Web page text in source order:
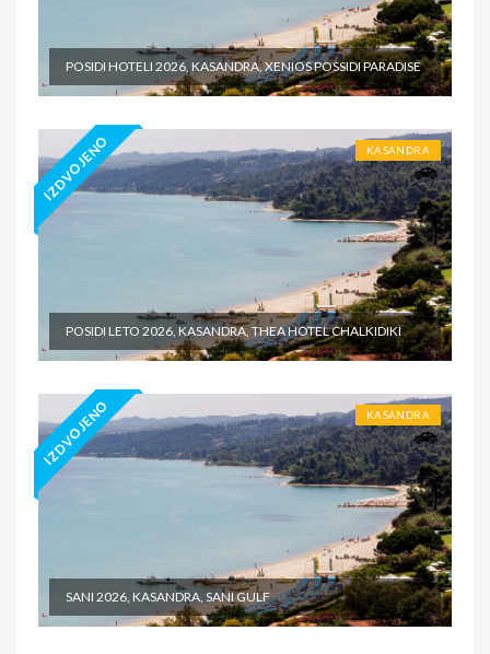
POSIDI HOTELI 2026, KASANDRA, XENIOS POSSIDI PARADISE
IZDVOJENO KASANDRA
POSIDI LETO 2026, KASANDRA, THEA HOTEL CHALKIDIKI
IZDVOJENO KASANDRA
SANI 2026, KASANDRA, SANI GULF